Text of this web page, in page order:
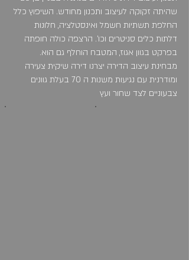
שהיתה זקוקה לעיצוב ותכנון מחודש. השיפוץ כלל
החלפת תשתיות חשמל ואינסטלציה, חלונות
דלתות כלים סניטרים וכו'. הרצפה כולה חופתה
בפרקט בגוון אגוז, המטבח הוחלף גם הוא.
מבחינת עיצוב הדירה יצרנו דירה שיקית צעירה
ומודרנית עם נגיעות משנות ה 70 בעלת גוונים
צבעוניים לצד שחור ועץ